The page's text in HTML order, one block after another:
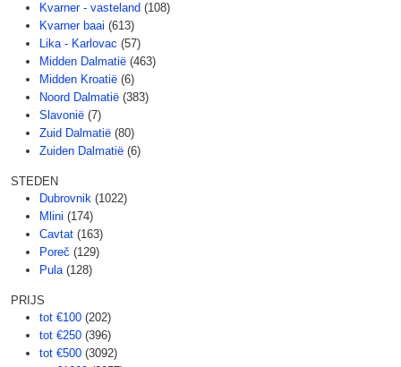
Kvarner - vasteland (108)
Kvarner baai (613)
Lika - Karlovac (57)
Midden Dalmatië (463)
Midden Kroatië (6)
Noord Dalmatië (383)
Slavonië (7)
Zuid Dalmatië (80)
Zuiden Dalmatië (6)
STEDEN
Dubrovnik (1022)
Mlini (174)
Cavtat (163)
Poreč (129)
Pula (128)
PRIJS
tot €100 (202)
tot €250 (396)
tot €500 (3092)